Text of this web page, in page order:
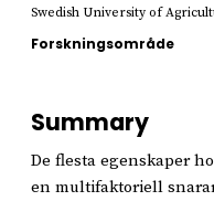
Swedish University of
Forskningsområde
Summary
De flesta egenskaper
en multifaktoriell